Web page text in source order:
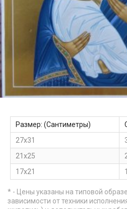
Размер: (Сантиметры)
27х31
21х25
17х21
* - Цены указаны на типовой
зависимости от техники